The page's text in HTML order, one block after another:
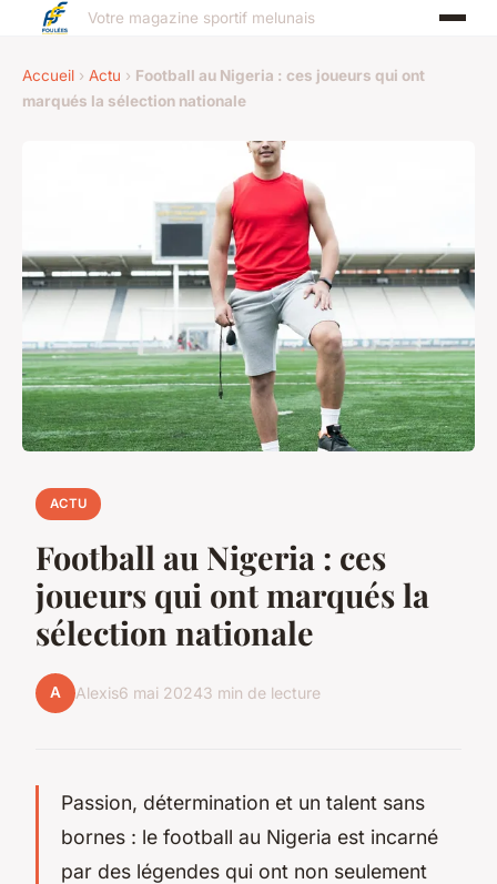
Votre magazine sportif melunais
Accueil › Actu › Football au Nigeria : ces joueurs qui ont
marqués la sélection nationale
ACTU
Football au Nigeria : ces
joueurs qui ont marqués la
sélection nationale
A Alexis6 mai 20243 min de lecture
Passion, détermination et un talent sans
bornes : le football au Nigeria est incarné
par des légendes qui ont non seulement